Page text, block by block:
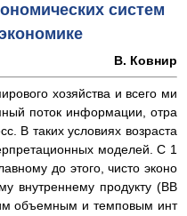
систем
В. Ковнир
хозяйства и всего ми
поток информации, отра
В таких условиях возраста
моделей. С 1
до этого, чисто эконо
внутреннему продукту (ВВ
объемным и темповым инт